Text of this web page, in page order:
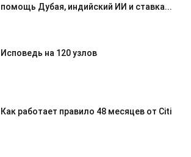
помощь Дубая, индийский ИИ и ставка...
Исповедь на 120 узлов
Как работает правило 48 месяцев от Citi